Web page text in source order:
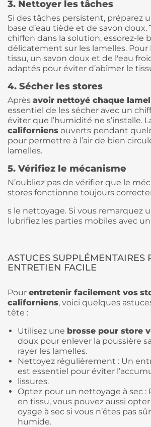
3. Nettoyer les tâches
Si des tâches persistent, préparez
base d’eau tiède et de savon doux.
chiffon dans la solution, essorez-le
délicatement sur les lamelles. Pour
tissu, un savon doux et de l'eau
adaptés pour éviter d’abîmer le
4. Sécher les stores
Après avoir nettoyé chaque
essentiel de les sécher avec un
éviter que l’humidité ne s’installe.
californiens ouverts pendant
pour permettre à l’air de bien
lamelles.
5. Vérifiez le mécanisme
N’oubliez pas de vérifier que le
stores fonctionne toujours
s le nettoyage. Si vous remarquez
lubrifiez les parties mobiles avec
ASTUCES SUPPLÉMENTAIRES
ENTRETIEN FACILE
Pour entretenir facilement vos
californiens, voici quelques
tête :
Utilisez une brosse pour store
doux pour enlever la poussière
rayer les lamelles.
Nettoyez régulièrement : Un
est essentiel pour éviter
lissures.
Optez pour un nettoyage à sec :
en tissu, vous pouvez aussi
oyage à sec si vous n’êtes pas
humide.